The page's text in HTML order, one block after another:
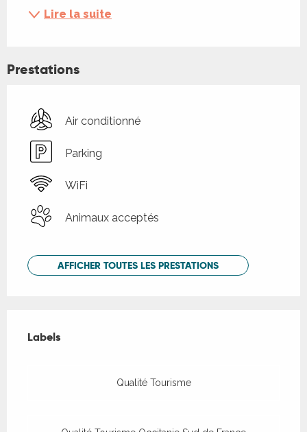
Lire la suite
Prestations
Air conditionné
Parking
WiFi
Animaux acceptés
AFFICHER TOUTES LES PRESTATIONS
Labels
Labels
Qualité Tourisme